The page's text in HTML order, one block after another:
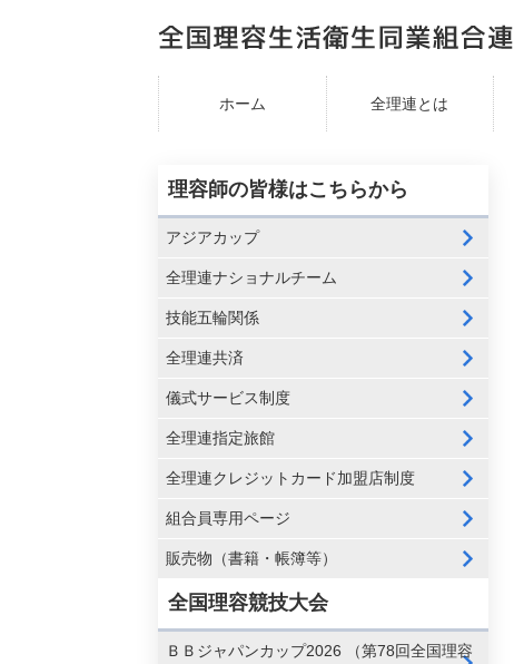
ホーム 全理連とは
理容師の皆様はこちらから
アジアカップ
全理連ナショナルチーム
技能五輪関係
全理連共済
儀式サービス制度
全理連指定旅館
全理連クレジットカード加盟店制度
組合員専用ページ
販売物（書籍・帳簿等）
全国理容競技大会
ＢＢジャパンカップ2026 （第78回全国理容